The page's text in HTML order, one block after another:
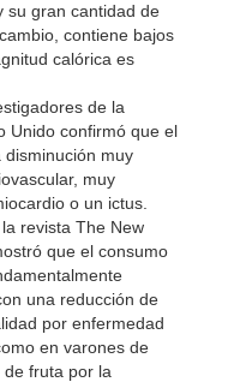
su gran cantidad de
contiene bajos
calórica es
de la
Unido confirmó que el
muy
muy
o un ictus.
revista The New
que el consumo
una reducción de
por enfermedad
en varones de
fruta por la